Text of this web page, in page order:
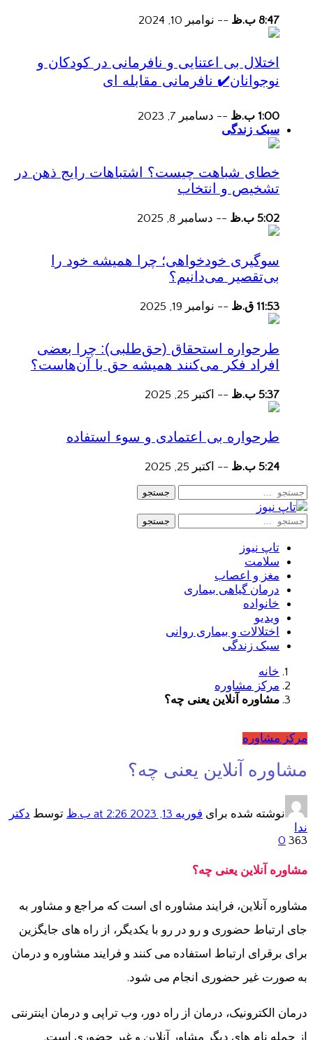
8:47 ب.ظ -- نوامبر 10, 2024
اختلال بی اعتنایی و نافرمانی در کودکان و
نوجوانان✔️ نافرمانی مقابله ای
1:00 ب.ظ -- دسامبر 7, 2023
سبک زندگی
خطای شباهت چیست؟ اشتباهات رایج ذهن در
تشخیص و انتخاب
5:02 ب.ظ -- دسامبر 8, 2025
سوگیری خودخواهی؛ چرا همیشه خود را
بی‌تقصیر می‌دانیم؟
11:53 ق.ظ -- نوامبر 19, 2025
طرحواره استحقاق (حق‌طلبی): چرا بعضی
افراد فکر می‌کنند همیشه حق با آن‌هاست؟
5:37 ب.ظ -- اکتبر 25, 2025
طرحواره بی اعتمادی و سوء استفاده
5:24 ب.ظ -- اکتبر 25, 2025
جستجو
جستجو
تاپ نیوز
سلامت
مغز و اعصاب
درمان گیاهی بیماری
خانواده
ویدیو
اختلالات و بیماری روانی
سبک زندگی
خانه
مرکز مشاوره
مشاوره آنلاین یعنی چه؟
مرکز مشاوره
مشاوره آنلاین یعنی چه؟
نوشته شده برای فوریه 13, 2023 at 2:26 ب.ظ توسط دکتر
ندا
363
0
مشاوره آنلاین یعنی چه؟
مشاوره آنلاین، فرایند مشاوره ای است که مراجع و مشاور به
جای ارتباط حضوری و رو در رو با یکدیگر، از راه های جایگزین
برای برقرای ارتباط استفاده می کنند و فرایند مشاوره و درمان
به صورت غیر حضوری انجام می شود.
درمان الکترونیک، درمان از راه دور، وب تراپی و درمان اینترنتی
از جمله نام های دیگر مشاور آنلاین و غیر حضوری است.